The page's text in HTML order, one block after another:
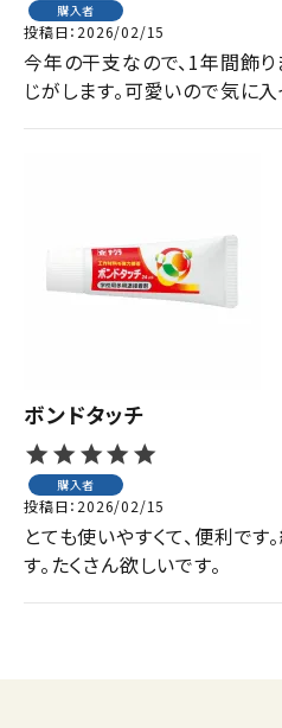
購入者
投稿日 2026/02/15
今年の干支なので、1年間飾
じがします。可愛いので気に入
ボンドタッチ
購入者
投稿日 2026/02/15
とても使いやすくて、便利で
す。たくさん欲しいです。